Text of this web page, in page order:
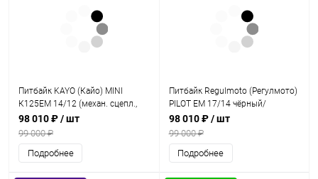
Питбайк KAYO (Кайо) MINI
К125EM 14/12 (механ. сцепл.,
эл. стартер 2024г.)
98 010 ₽/ шт
99 000 ₽
Подробнее
Питбайк Regulmoto (Регулмото)
PILOT EM 17/14 чёрный/
оранжевый
98 010 ₽/ шт
99 000 ₽
Подробнее